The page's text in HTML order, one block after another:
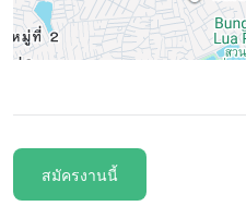
สมัครงานนี้